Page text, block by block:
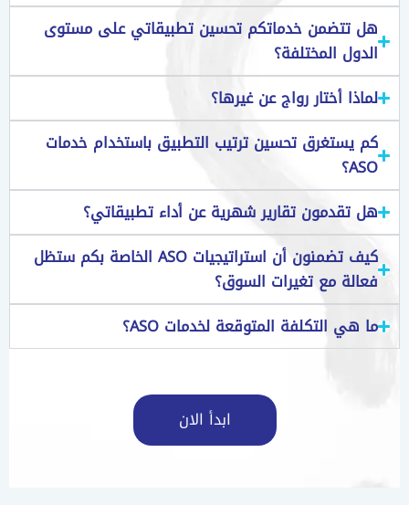
هل تتضمن خدماتكم تحسين تطبيقاتي على مستوى
الدول المختلفة؟
لماذا أختار رواج عن غيرها؟
كم يستغرق تحسين ترتيب التطبيق باستخدام خدمات
ASO؟
هل تقدمون تقارير شهرية عن أداء تطبيقاتي؟
كيف تضمنون أن استراتيجيات ASO الخاصة بكم ستظل
فعالة مع تغيرات السوق؟
ما هي التكلفة المتوقعة لخدمات ASO؟
ابدأ الان